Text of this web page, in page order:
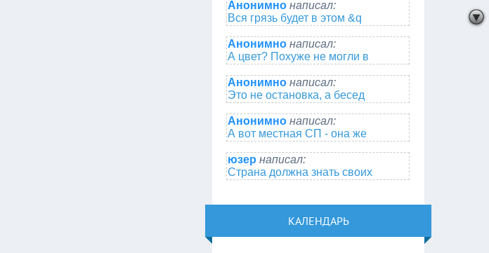
Анонимно написал:
Вся грязь будет в этом &q
Анонимно написал:
А цвет? Похуже не могли в
Анонимно написал:
Это не остановка, а бесед
Анонимно написал:
А вот местная СП - она же
юзер написал:
Страна должна знать своих
КАЛЕНДАРЬ